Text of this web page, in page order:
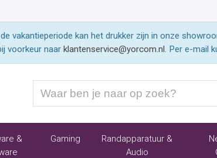
vakantieperiode kan het drukker zijn in onze
voorkeur naar klantenservice@yorcom.nl. Per e-mail
ben
naar
&
Gaming
Randapparatuur &
Audio